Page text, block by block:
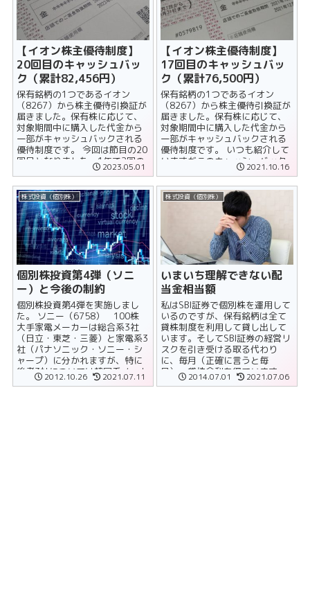
【イオン株主優待制度】
20回目のキャッシュバッ
ク（累計82,456円）
保有銘柄の1つであるイオン
（8267）から株主優待引換証が
届きました。保有株に応じて、
対象期間中に購入した代金から
一部がキャッシュバックされる
優待制度です。 今回は節目の20
回目となりました。1年で2回の
キャッシュバックですから、通
算10......
2023.05.01
【イオン株主優待制度】
17回目のキャッシュバッ
ク（累計76,500円）
保有銘柄の1つであるイオン
（8267）から株主優待引換証が
届きました。保有株に応じて、
対象期間中に購入した代金から
一部がキャッシュバックされる
優待制度です。 いつも紹介して
いますがこのキャッシュバック
は、第二の配当とも言える魅力
的な制度で......
2021.10.16
株式投資（個別株）
個別株投資第4弾（ソニ
ー）と今後の制約
個別株投資第4弾を実施しまし
た。 ソニー（6758） 100株
大手家電メーカーは総合系3社
（日立・東芝・三菱）と家電系3
社（パナソニック・ソニー・シ
ャープ）に分かれますが、特に
後者3社については韓国系メーカ
ーとの競争や円高不況......
2012.10.26 2021.07.11
株式投資（個別株）
いまいち理解できない配
当金相当額
私はSBI証券で個別株を運用して
いるのですが、保有銘柄は全て
貸株制度を利用して貸し出して
います。そしてSBI証券の経営リ
スクを引き受ける取る代わり
に、毎月（正確に言うと毎
日）、貸株金利を得ています。
この貸株金利、SBI証券の場合は
2014.07.01 2021.07.06